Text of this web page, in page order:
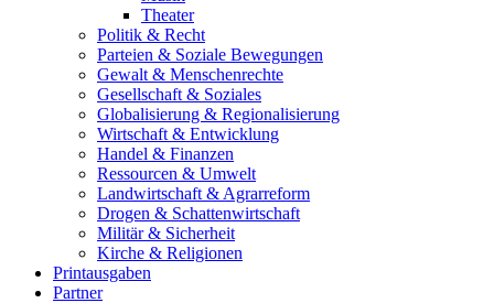
Theater
Politik & Recht
Parteien & Soziale Bewegungen
Gewalt & Menschenrechte
Gesellschaft & Soziales
Globalisierung & Regionalisierung
Wirtschaft & Entwicklung
Handel & Finanzen
Ressourcen & Umwelt
Landwirtschaft & Agrarreform
Drogen & Schattenwirtschaft
Militär & Sicherheit
Kirche & Religionen
Printausgaben
Partner